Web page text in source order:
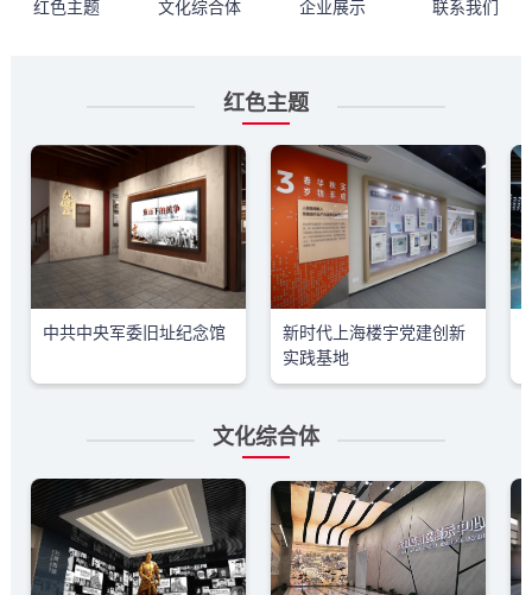
红色主题 文化综合体 企业展示 联系我们
红色主题
中共中央军委旧址纪念馆
新时代上海楼宇党建创新
实践基地
文化综合体